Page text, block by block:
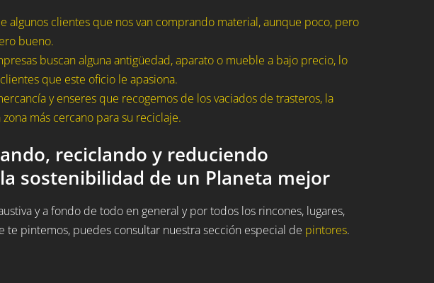
algunos clientes que nos van comprando material, aunque poco, pero
bueno.
buscan alguna antigüedad, aparato o mueble a bajo precio, lo
que este oficio le apasiona.
y enseres que recogemos de los vaciados de trasteros, la
más cercano para su reciclaje.
reciclando y reduciendo
sostenibilidad de un Planeta mejor
y a fondo de todo en general y por todos los rincones, lugares,
te pintemos, puedes consultar nuestra sección especial de pintores.